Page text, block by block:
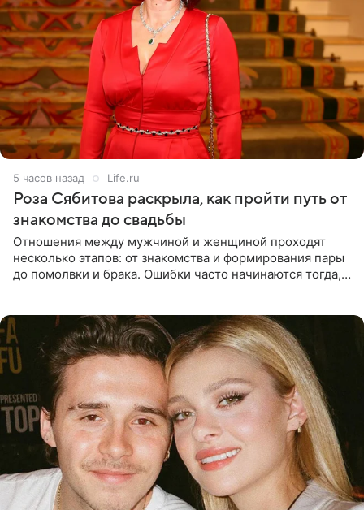
5 часов назад Life.ru
Роза Сябитова раскрыла, как пройти путь от
знакомства до свадьбы
Отношения между мужчиной и женщиной проходят
несколько этапов: от знакомства и формирования пары
до помолвки и брака. Ошибки часто начинаются тогда,